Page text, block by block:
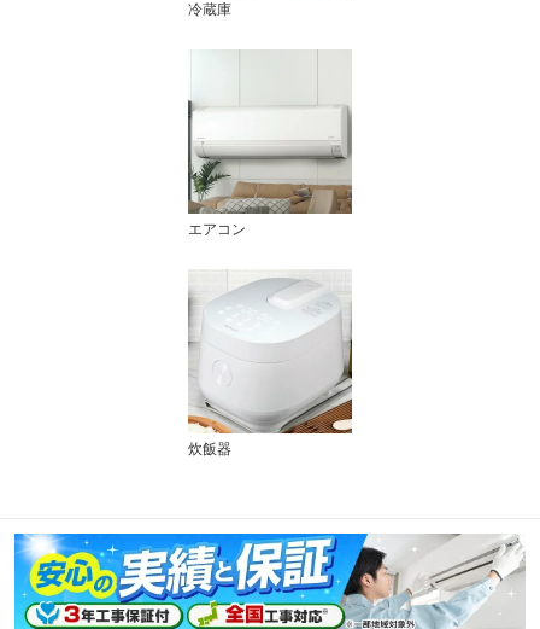
冷蔵庫
エアコン
炊飯器